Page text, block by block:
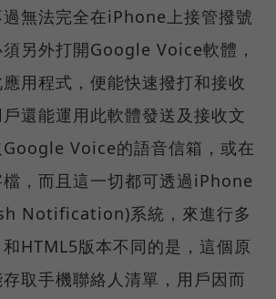
無法完全在iPhone上接管撥號
另外打開Google Voice軟體，
用程式，便能快速撥打和接收
還能運用此軟體發送及接收文
Voice的語音信箱，或在
，而且這一切都可透過iPhone
Notification)系統，來進行多
HTML5版本不同的是，這個原
取手機聯絡人清單，用戶因而